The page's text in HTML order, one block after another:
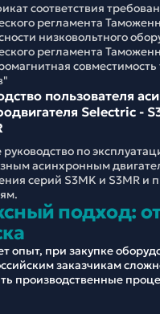
соответствия
регламента
низковольтного
регламента
совместимость
пользователя
Selectric -
по
асинхронным
серий S3MK и S3MR и
подход:
опыт, при закупке
заказчикам
производственные